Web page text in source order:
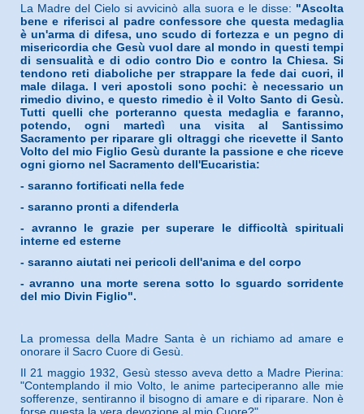
La Madre del Cielo si avvicinò alla suora e le disse: "Ascolta
bene e riferisci al padre confessore che questa medaglia
è un'arma di difesa, uno scudo di fortezza e un pegno di
misericordia che Gesù vuol dare al mondo in questi tempi
di sensualità e di odio contro Dio e contro la Chiesa. Si
tendono reti diaboliche per strappare la fede dai cuori, il
male dilaga. I veri apostoli sono pochi: è necessario un
rimedio divino, e questo rimedio è il Volto Santo di Gesù.
Tutti quelli che porteranno questa medaglia e faranno,
potendo, ogni martedì una visita al Santissimo
Sacramento per riparare gli oltraggi che ricevette il Santo
Volto del mio Figlio Gesù durante la passione e che riceve
ogni giorno nel Sacramento dell'Eucaristia:
- saranno fortificati nella fede
- saranno pronti a difenderla
- avranno le grazie per superare le difficoltà spirituali
interne ed esterne
- saranno aiutati nei pericoli dell'anima e del corpo
- avranno una morte serena sotto lo sguardo sorridente
del mio Divin Figlio".
La promessa della Madre Santa è un richiamo ad amare e
onorare il Sacro Cuore di Gesù.
Il 21 maggio 1932, Gesù stesso aveva detto a Madre Pierina:
"Contemplando il mio Volto, le anime parteciperanno alle mie
sofferenze, sentiranno il bisogno di amare e di riparare. Non è
forse questa la vera devozione al mio Cuore?".